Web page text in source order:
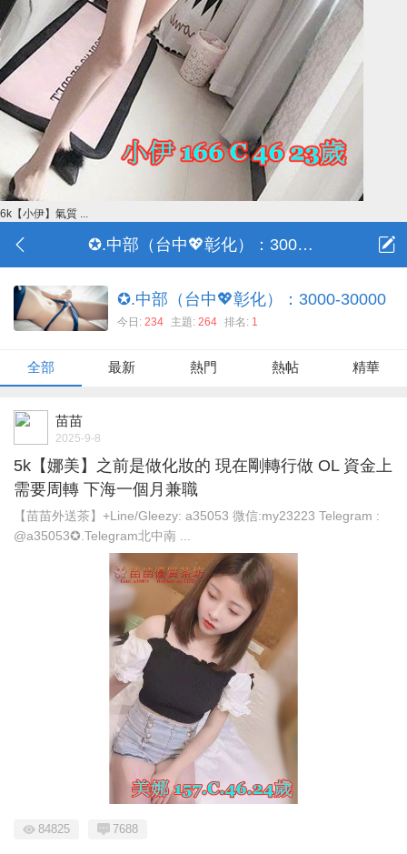
6k【小伊】氣質 ...
✪.中部（台中💖彰化）：3000-30000
✪.中部（台中💖彰化）：3000-30000
今日:234 主題:264 排名: 1
全部 最新 熱門 熱帖 精華
苗苗
2025-9-8
5k【娜美】之前是做化妝的 現在剛轉行做 OL 資金上
需要周轉 下海一個月兼職
【苗苗外送茶】+Line/Gleezy: a35053 微信:my23223 Telegram :
@a35053✪.Telegram北中南 ...
84825 7688